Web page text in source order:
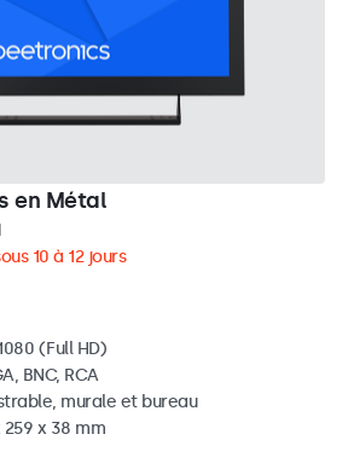
en Métal
10 à 12 jours
(Full HD)
BNC, RCA
murale et bureau
259 x 38 mm